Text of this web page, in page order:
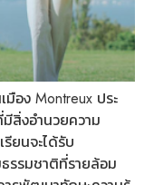
มือง Montreux ประ
สิ่งอำนวยความ
ยนจะได้รับ
รรมชาติที่รายล้อม